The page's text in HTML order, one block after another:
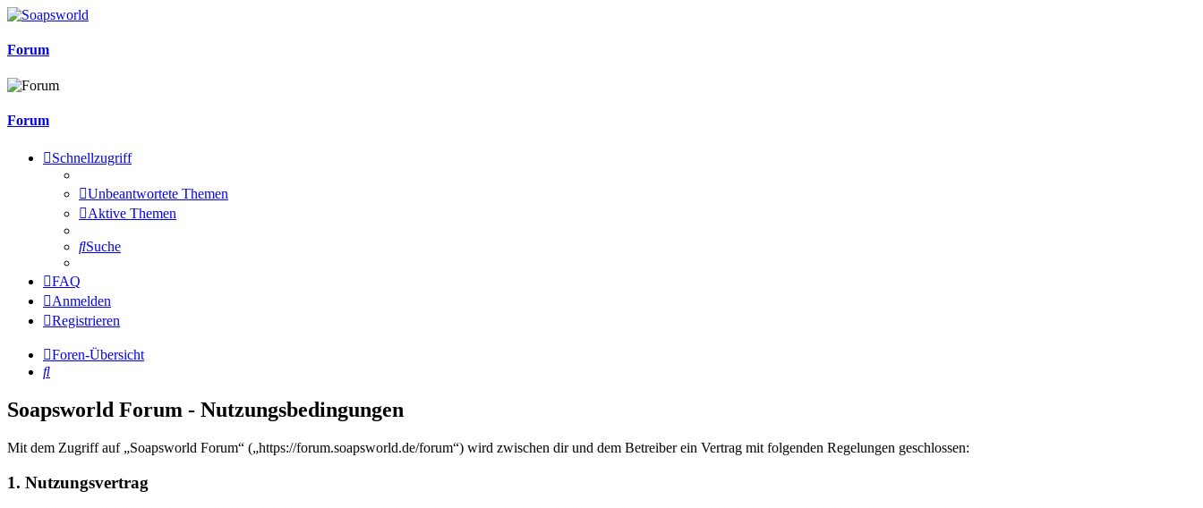
Forum
Forum
Schnellzugriff
Unbeantwortete Themen
Aktive Themen
Suche
FAQ
Anmelden
Registrieren
Foren-Übersicht
Suche
Soapsworld Forum - Nutzungsbedingungen
Mit dem Zugriff auf „Soapsworld Forum“ („https://forum.soapsworld.de/forum“) wird zwischen dir und dem Betreiber ein Vertrag mit folgenden Regelungen geschlossen:
1. Nutzungsvertrag